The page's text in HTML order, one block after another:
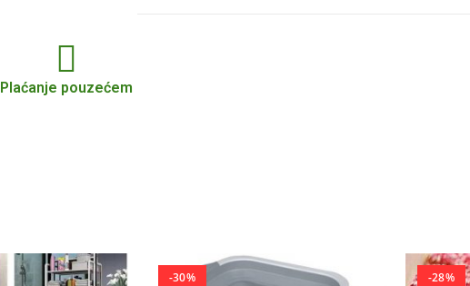
Plaćanje pouzećem
-30% -28%